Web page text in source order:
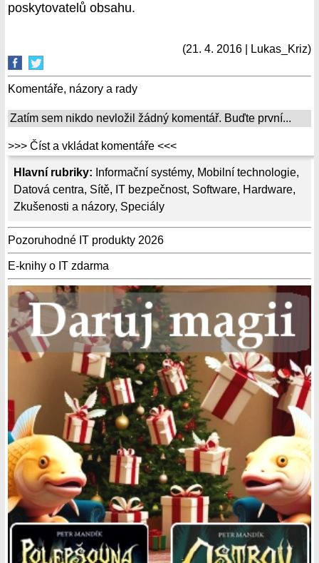
Hlavní rubriky: Informační systémy, Mobilní technologie,
Datová centra, Sítě, IT bezpečnost, Software, Hardware,
Zkušenosti a názory, Speciály
Pozoruhodné IT produkty 2026
E-knihy o IT zdarma
poskytovatelů obsahu.
(21. 4. 2016 | Lukas_Kriz)
Komentáře, názory a rady
Zatím sem nikdo nevložil žádný komentář. Buďte první...
>>> Číst a vkládat komentáře <<<